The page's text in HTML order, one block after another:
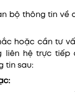
bộ thông tin về
hoặc cần tư
liên hệ trực tiếp
tin sau: